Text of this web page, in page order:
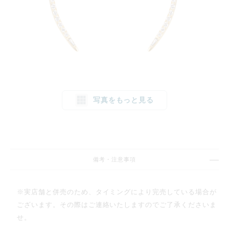
写真をもっと見る
備考・注意事項
※実店舗と併売のため、タイミングにより完売している場合が
ございます。その際はご連絡いたしますのでご了承くださいま
せ。